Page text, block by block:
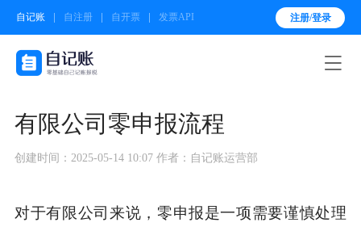
自记账 自注册 自开票 发票API 注册/登录

有限公司零申报流程
创建时间：2025-05-14 10:07 作者：自记账运营部
对于有限公司来说，零申报是一项需要谨慎处理